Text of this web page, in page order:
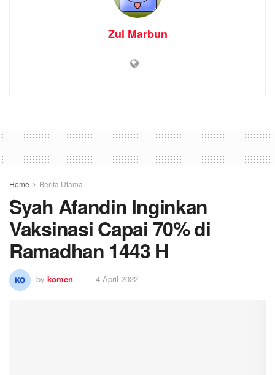
Zul Marbun
Home Berita Utama
Syah Afandin Inginkan
Vaksinasi Capai 70% di
Ramadhan 1443 H
by komen 4 April 2022